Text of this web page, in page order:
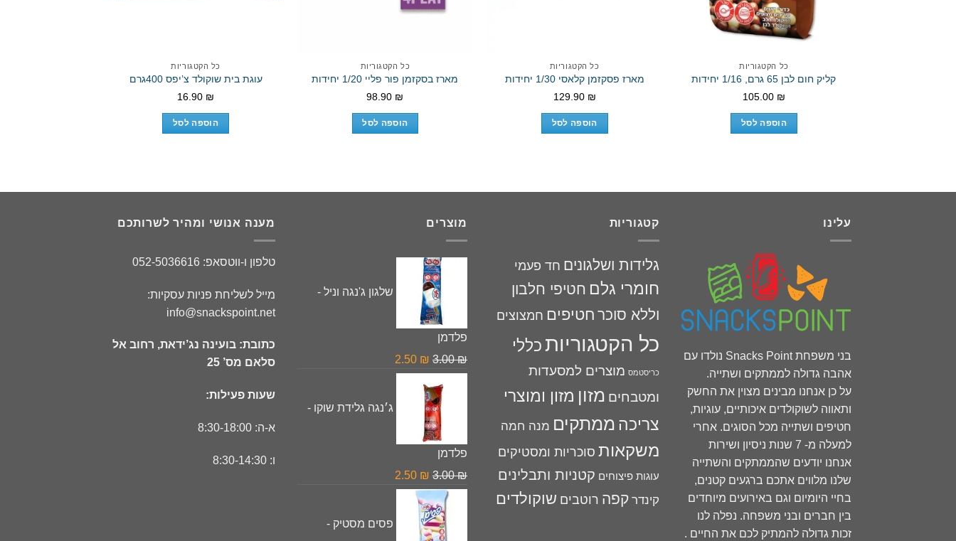
כל הקטגוריות
קליק חום לבן 65 גרם, 1/16 יחידות
105.00 ₪
הוספה לסל
כל הקטגוריות
מארז פסקזמן קלאסי 1/30 יחידות
129.90 ₪
הוספה לסל
כל הקטגוריות
מארז בסקזמן פור פליי 1/20 יחידות
98.90 ₪
הוספה לסל
כל הקטגוריות
עוגת בית שוקולד צ’יפס 400גרם
16.90 ₪
הוספה לסל
עלינו
בני משפחת Snacks Point נולדו עם
אהבה גדולה לממתקים ושתייה.
על כן אנחנו מבינים מצוין את החשק
ותאווה לשוקולדים איכותיים, עוגיות,
חטיפים ושתייה מכל הסוגים. אחרי
למעלה מ- 7 שנות ניסיון ושירות
אנחנו יודעים שהממתקים והשתייה
שלנו מלווים אתכם ברגעים קטנים,
בחיי היומיום וגם באירועים מיוחדים
בין חברים ובני משפחה. נפלה לנו
זכות גדולה להמתיק לכם את החיים .
קטגוריות
גלידות ושלגונים חד פעמי
חומרי גלם חטיפי חלבון
וללא סוכר חטיפים חמצוצים
כל הקטגוריות כללי
כריסטמס מוצרים למסעדות
ומטבחים מזון מזון ומוצרי
צריכה ממתקים מנה חמה
משקאות סוכריות ומסטיקים
עוגות פיצוחים קטניות ותבלינים
קינדר קפה רוטבים שוקולדים
מוצרים
שלגון ג'נגה וניל -
פלדמן
3.00₪
המחיר
המקורי
היה:
3.00 ₪.
2.50 ₪
2.50 ₪.
ג׳נגה גלידת שוקו -
פלדמן
3.00₪
המחיר
המקורי
היה:
3.00 ₪.
2.50 ₪
2.50 ₪.
פסים מסטיק -
מענה אנושי ומהיר לשרותכם
טלפון ו-ווטסאפ: 052-5036616
מייל לשליחת פניות עסקיות:
info@snackspoint.net
כתובת: בועינה נג’ידאת, רחוב אל
סלאם מס’ 25
שעות פעילות:
א-ה: 8:30-18:00
ו: 8:30-14:30